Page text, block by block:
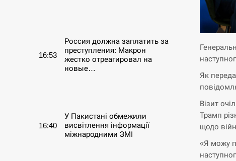
16:53
Россия должна заплатить за
преступления: Макрон
жестко отреагировал на
новые…
16:40
У Пакистані обмежили
висвітлення інформації
міжнародними ЗМІ
Як
Візит
Трамп
щодо
«Я можу